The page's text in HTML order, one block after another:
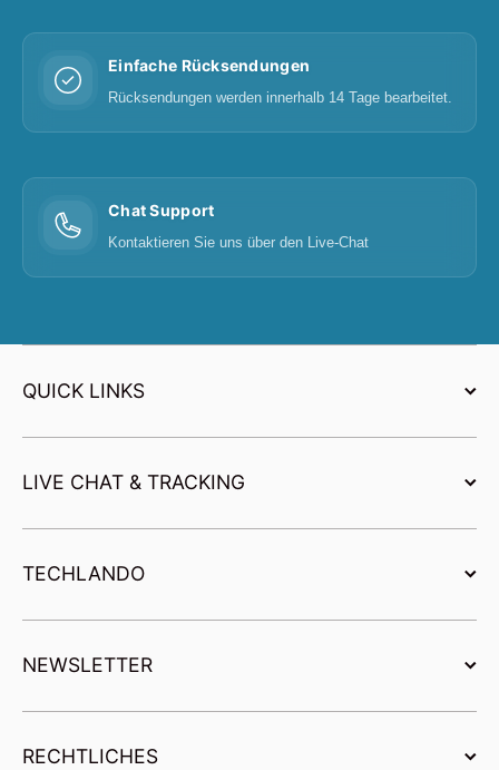
Einfache Rücksendungen
Rücksendungen werden innerhalb 14 Tage bearbeitet.
Chat Support
Kontaktieren Sie uns über den Live-Chat
QUICK LINKS
LIVE CHAT & TRACKING
TECHLANDO
NEWSLETTER
RECHTLICHES